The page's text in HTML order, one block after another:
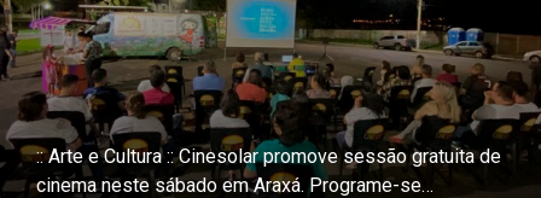
:: Arte e Cultura :: Cinesolar promove sessão gratuita de
cinema neste sábado em Araxá. Programe-se…